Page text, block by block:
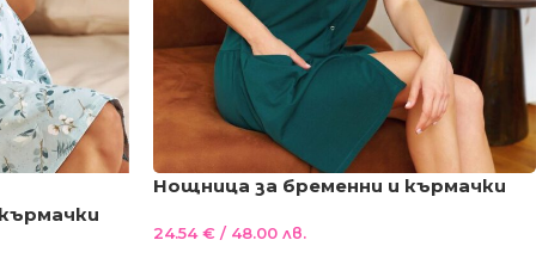
Нощница за бременни и кърмачки
24.54€/ 48.00 лв.